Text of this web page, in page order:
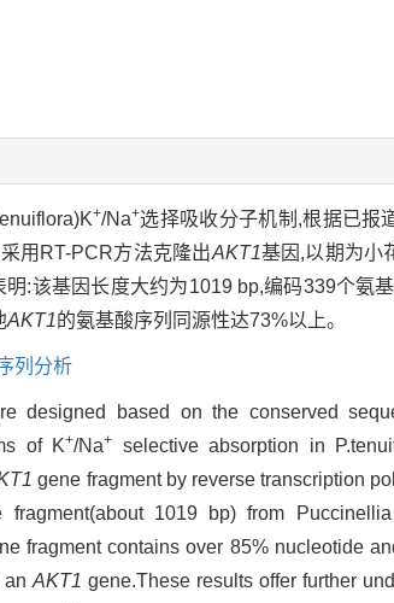
+/Na+选择吸收分子机制,根据已报
用RT-PCR方法克隆出AKT1基因,以期为小
:该基因长度大约为1019 bp,编码339个氨
AKT1的氨基酸序列同源性达73%以上。
列分析
designed based on the conserved
of K+/Na+
selective absorption in
gene fragment by reverse transcription
fragment(about 1019 bp) from
fragment contains over 85% nucleotide
anAKT1 gene.These results offer further